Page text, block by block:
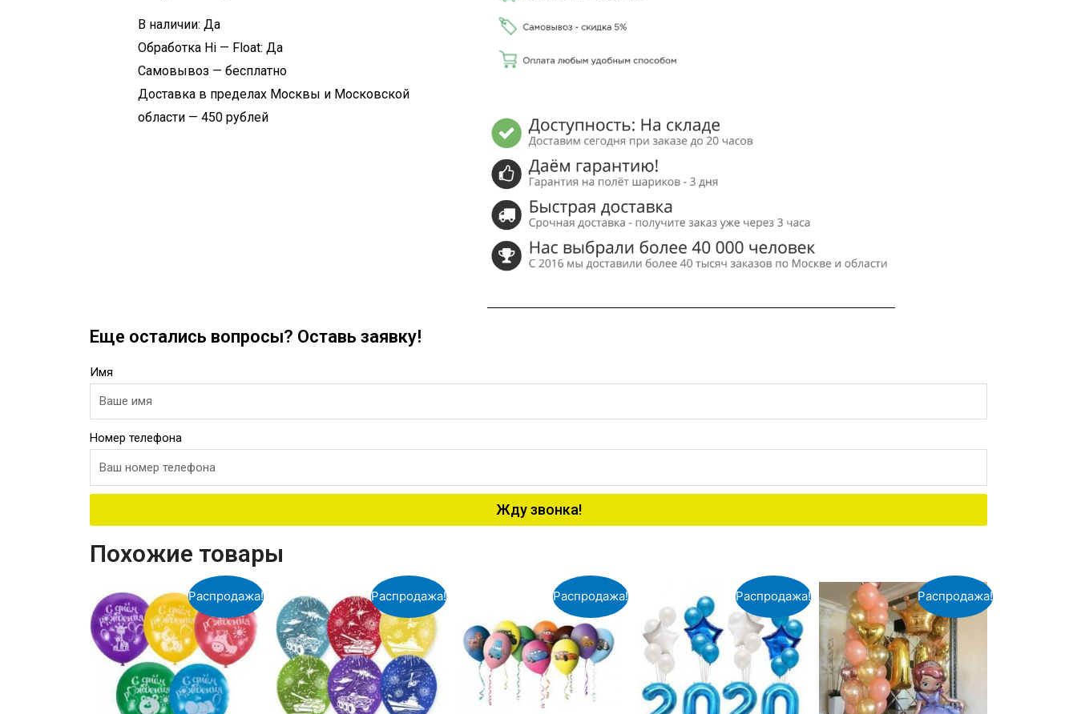
В наличии: Да
Обработка Hi — Float: Да
Самовывоз — бесплатно
Доставка в пределах Москвы и Московской
области — 450 рублей
Еще остались вопросы? Оставь заявку!
Имя
Номер телефона
Жду звонка!
Похожие товары
Распродажа! Распродажа! Распродажа! Распродажа! Распродажа!